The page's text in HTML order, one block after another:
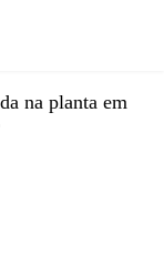
na planta em